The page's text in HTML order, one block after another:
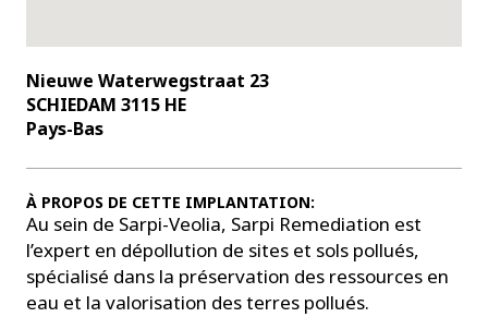
Nieuwe Waterwegstraat 23
SCHIEDAM 3115 HE
Pays-Bas
À PROPOS DE CETTE IMPLANTATION:
Au sein de Sarpi-Veolia, Sarpi Remediation est
l’expert en dépollution de sites et sols pollués,
spécialisé dans la préservation des ressources en
eau et la valorisation des terres pollués.